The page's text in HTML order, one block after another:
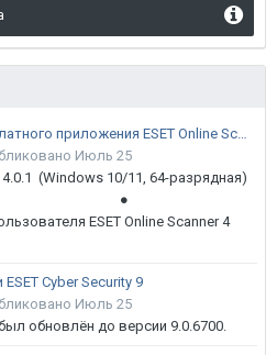
Новая версия бесплатного приложения ESET Online Scanner доступна пользователям
Июль 25
4.0.1 (Windows 10/11, 64-разрядная)
ESET Online Scanner 4
Cyber Security 9
Июль 25
обновлён до версии 9.0.6700.